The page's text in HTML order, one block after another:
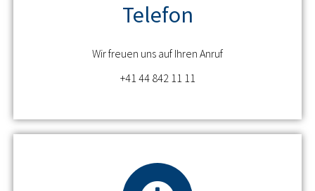
Telefon
Wir freuen uns auf Ihren Anruf
+41 44 842 11 11